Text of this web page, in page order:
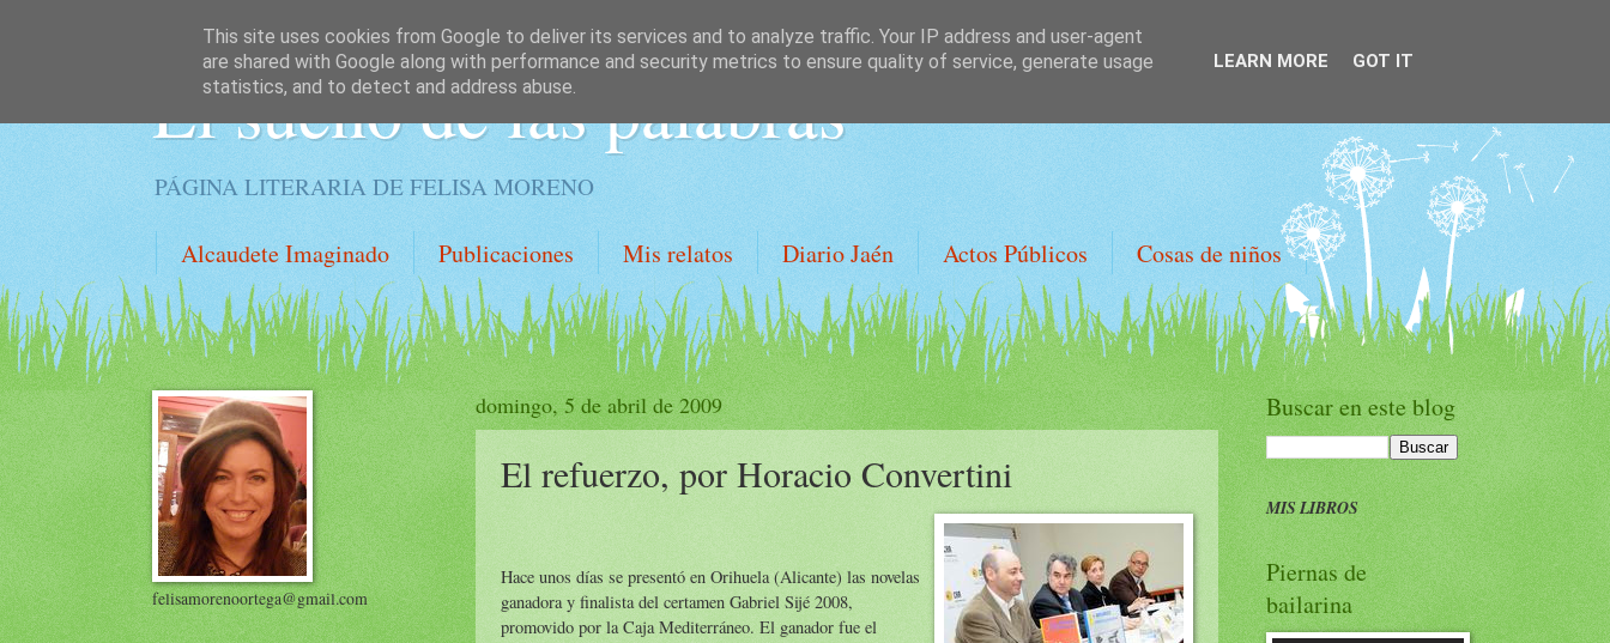
El sueño de las palabras
PÁGINA LITERARIA DE FELISA MORENO
Alcaudete Imaginado Publicaciones Mis relatos Diario Jaén Actos Públicos Cosas de niños
domingo, 5 de abril de 2009
El refuerzo, por Horacio Convertini
Hace unos días se presentó en Orihuela (Alicante) las novelas
ganadora y finalista del certamen Gabriel Sijé 2008,
promovido por la Caja Mediterráneo. El ganador fue el
felisamorenoortega@gmail.com
Buscar en este blog
MIS LIBROS
Piernas de
bailarina
This site uses cookies from Google to deliver its services and to analyze traffic. Your IP address and user-agent
are shared with Google along with performance and security metrics to ensure quality of service, generate usage
statistics, and to detect and address abuse.
LEARN MORE GOT IT